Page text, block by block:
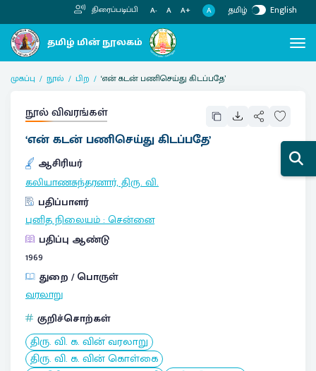
திரைப்படிப்பி A- A A+ A தமிழ் English
முகப்பு நூல் பிற ‘என் கடன் பணிசெய்து கிடப்பதே’
நூல் விவரங்கள்
‘என் கடன் பணிசெய்து கிடப்பதே’
ஆசிரியர்
கலியாணசுந்தரனார், திரு. வி.
பதிப்பாளர்
புனித நிலையம்:சென்னை
பதிப்பு ஆண்டு
1969
துறை / பொருள்
வரலாறு
குறிச்சொற்கள்
திரு. வி. க. வின் வரலாறு
திரு. வி. க. வின் கொள்கை